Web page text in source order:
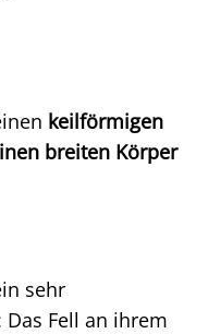
keilförmigen
breiten Körper
sehr
Fell an ihrem